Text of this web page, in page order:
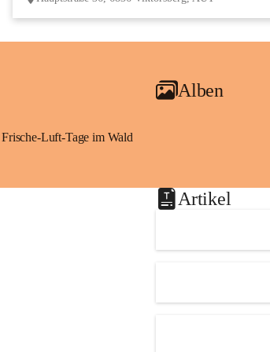
Alben
Frische-Luft-Tage im Wald
Artikel